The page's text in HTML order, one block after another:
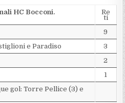
HC Bocconi. Re
ti
9
e Paradiso
3
2
1
gol: Torre Pellice (3) e